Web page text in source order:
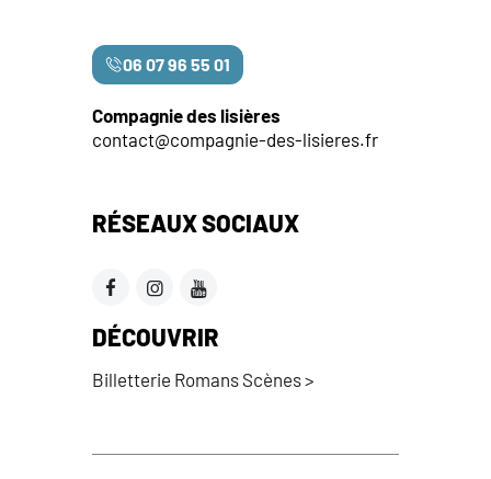
06 07 96 55 01
Compagnie des lisières
contact@compagnie-des-lisieres.fr
RÉSEAUX SOCIAUX
DÉCOUVRIR
Billetterie Romans Scènes >